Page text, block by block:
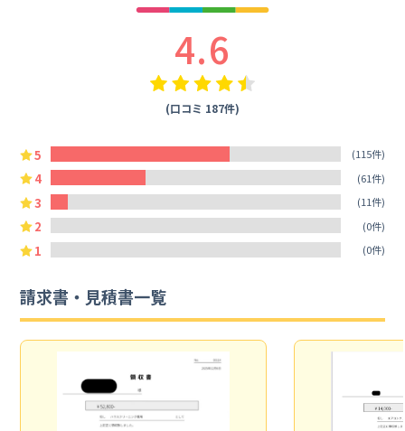
4.6
(口コミ 187件)
5 (115件)
4 (61件)
3 (11件)
2 (0件)
1 (0件)
請求書・見積書一覧